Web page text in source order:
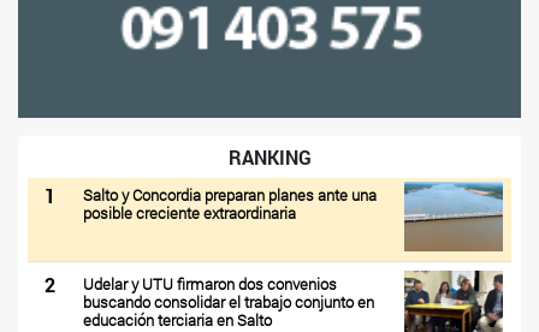
RANKING
1
Salto y Concordia preparan planes ante una
posible creciente extraordinaria
2
Udelar y UTU firmaron dos convenios
buscando consolidar el trabajo conjunto en
educación terciaria en Salto